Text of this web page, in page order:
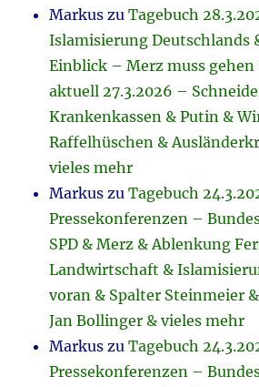
Markus zuTagebuch
Islamisierung Deutschlands
Einblick – Merz muss gehen
aktuell 27.3.2026 –
Krankenkassen & Putin &
Raffelhüschen &
vieles mehr
Markus zuTagebuch
Pressekonferenzen –
SPD & Merz & Ablenkung
Landwirtschaft &
voran & Spalter Steinmeier
Jan Bollinger & vieles mehr
Markus zuTagebuch
Pressekonferenzen –